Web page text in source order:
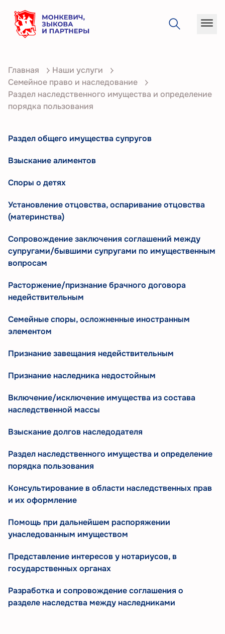
компании
Услуги
Статьи
Главная
Наши услуги
Семейное право и наследование
Раздел наследственного имущества и определение
порядка пользования
Раздел общего имущества супругов
Взыскание алиментов
Споры о детях
Установление отцовства, оспаривание отцовства
(материнства)
Сопровождение заключения соглашений между
супругами/бывшими супругами по имущественным
вопросам
Расторжение/признание брачного договора
недействительным
Семейные споры, осложненные иностранным
элементом
Признание завещания недействительным
Признание наследника недостойным
Включение/исключение имущества из состава
наследственной массы
Взыскание долгов наследодателя
Раздел наследственного имущества и определение
порядка пользования
Консультирование в области наследственных прав
и их оформление
Помощь при дальнейшем распоряжении
унаследованным имуществом
Представление интересов у нотариусов, в
государственных органах
Разработка и сопровождение соглашения о
разделе наследства между наследниками